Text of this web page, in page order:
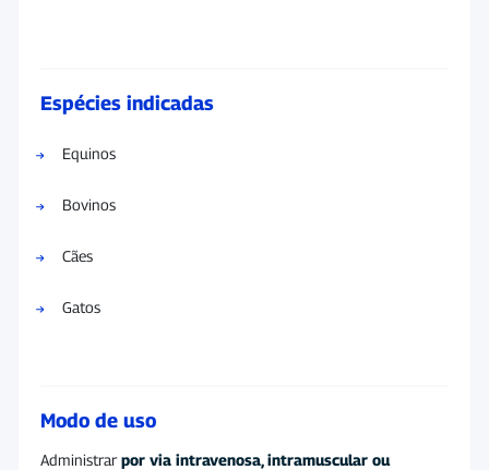
Espécies indicadas
Equinos
Bovinos
Cães
Gatos
Modo de uso
Administrarpor via intravenosa, intramuscular ou